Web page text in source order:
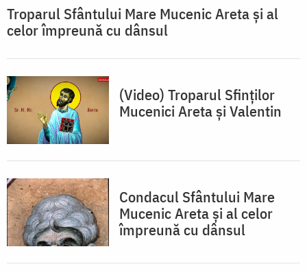
Troparul Sfântului Mare Mucenic Areta şi al
celor împreună cu dânsul
(Video) Troparul Sfinților
Mucenici Areta și Valentin
Condacul Sfântului Mare
Mucenic Areta şi al celor
împreună cu dânsul